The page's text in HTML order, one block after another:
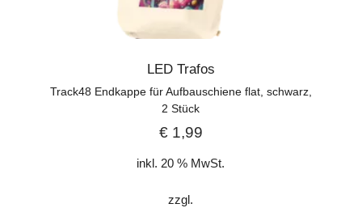
LED Trafos
Track48 Endkappe für Aufbauschiene flat, schwarz,
2 Stück
€1,99
inkl. 20 % MwSt.
zzgl.